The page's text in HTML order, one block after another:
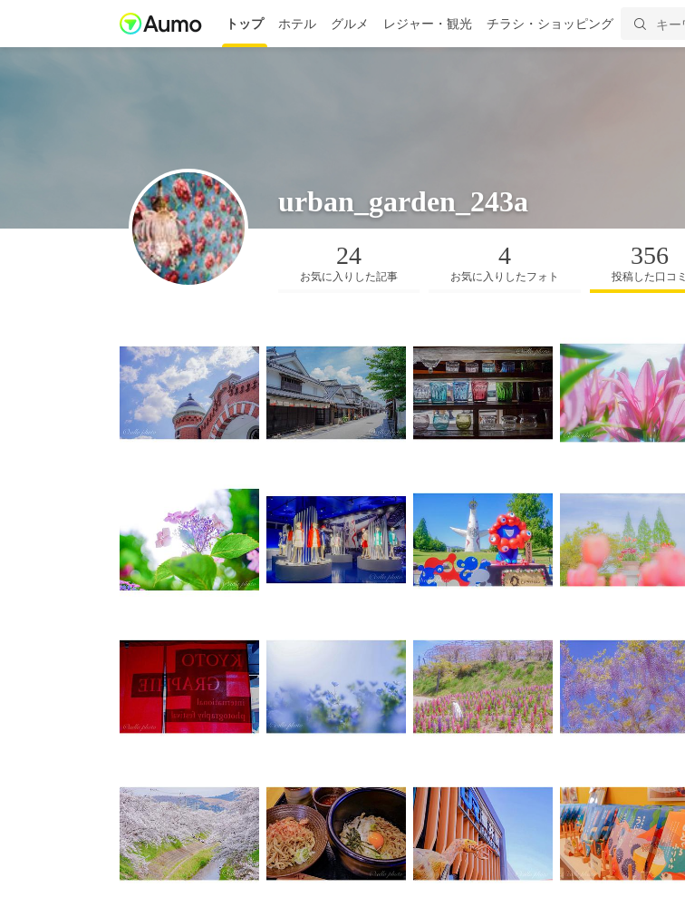
トップ ホテル グルメ レジャー・観光 チラシ・ショッピング
urban_garden_243a
24
お気に入りした記事
4
お気に入りしたフォト
356
投稿した口コミ